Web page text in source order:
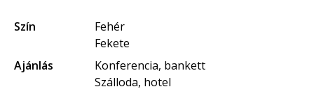
Szín
Fehér
Fekete
Ajánlás
Konferencia, bankett
Szálloda, hotel